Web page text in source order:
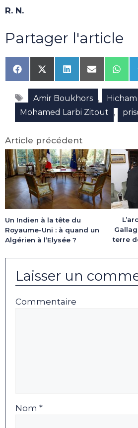
R. N.
Partager l'article
Share
on
Facebook
Share
on
X
(Twitter)
Share
on
LinkedIn
Share
on
Email
on
Étiquettes
Amir Boukhors ,
Mohamed Larbi Zitout ,
Article précédent
Un Indien à la tête du
Royaume-Uni : à quand un
Algérien à l’Elysée ?
terre
Laisser un
Commentaire
Nom *